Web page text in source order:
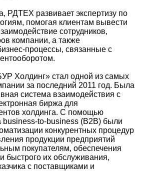
РДТЕХ развивает экспертизу по
помогая клиентам вывести
сотрудников,
компании, а также
процессы, связанные с
Холдинг» стал одной из самых
за последний 2011 год. Была
система взаимодействия с
биржа для
холдинга. С помощью
business-to-business (B2B) были
конкурентных процедур
продукции предприятий
покупателям, обеспечения
быстрого их обслуживания,
с поставщиками и